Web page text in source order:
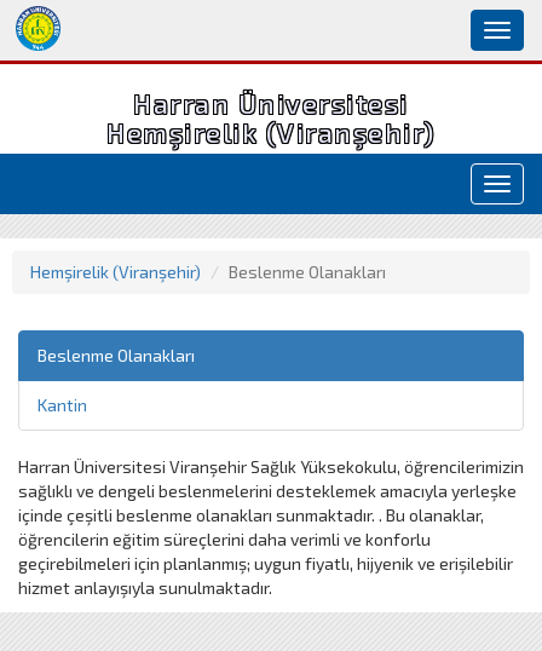
Harran Üniversitesi
Hemşirelik (Viranşehir)
Hemşirelik (Viranşehir) Beslenme Olanakları
Beslenme Olanakları
Kantin
Harran Üniversitesi Viranşehir Sağlık Yüksekokulu, öğrencilerimizin
sağlıklı ve dengeli beslenmelerini desteklemek amacıyla yerleşke
içinde çeşitli beslenme olanakları sunmaktadır. . Bu olanaklar,
öğrencilerin eğitim süreçlerini daha verimli ve konforlu
geçirebilmeleri için planlanmış; uygun fiyatlı, hijyenik ve erişilebilir
hizmet anlayışıyla sunulmaktadır.